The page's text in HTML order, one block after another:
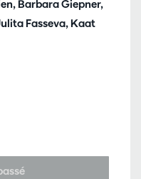
Barbara Giepner,
Fasseva, Kaat